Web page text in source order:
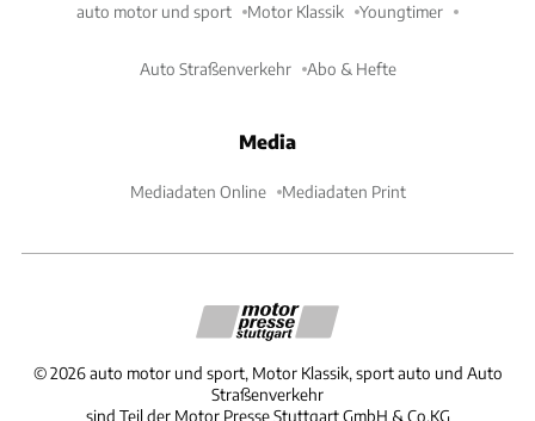
auto motor und sport Motor Klassik Youngtimer
Auto Straßenverkehr Abo & Hefte
Media
Mediadaten Online Mediadaten Print
©2026 auto motor und sport, Motor Klassik, sport auto und Auto
Straßenverkehr
sind Teil der Motor Presse Stuttgart GmbH & Co.KG